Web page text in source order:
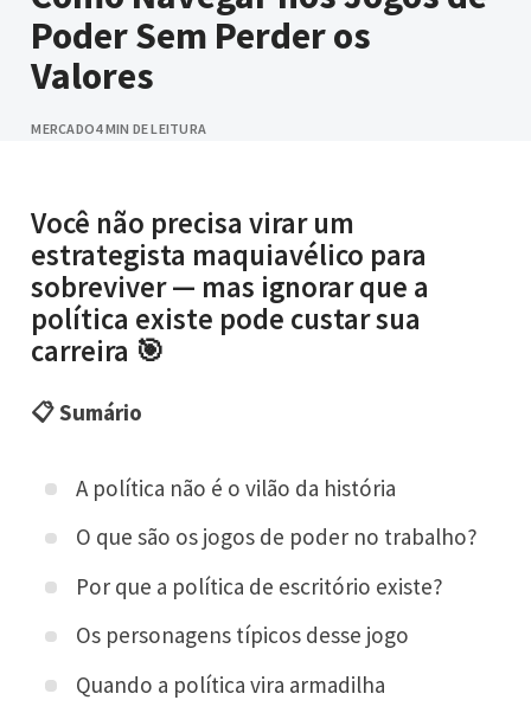
Poder Sem Perder os
Valores
MERCADO4 MIN DE LEITURA
Você não precisa virar um
estrategista maquiavélico para
sobreviver — mas ignorar que a
política existe pode custar sua
carreira 🎯
📋 Sumário
A política não é o vilão da história
O que são os jogos de poder no trabalho?
Por que a política de escritório existe?
Os personagens típicos desse jogo
Quando a política vira armadilha